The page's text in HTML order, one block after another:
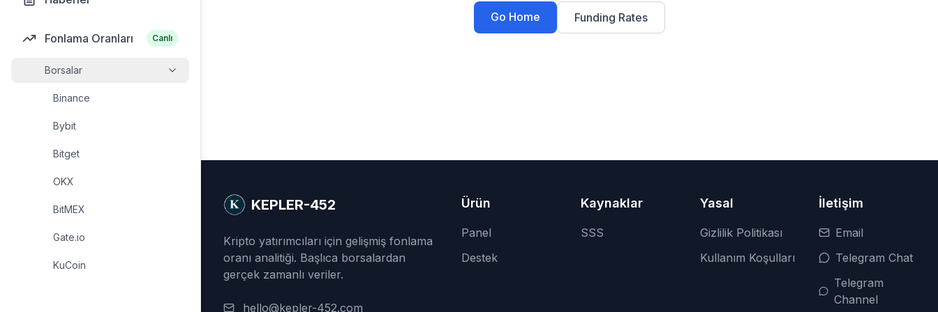
Fonlama Oranları Canlı
Borsalar
Binance
Bybit
Bitget
OKX
BitMEX
Gate.io
KuCoin
Go Home Funding Rates
KEPLER-452
Kripto yatırımcıları için gelişmiş fonlama
oranı analitiği. Başlıca borsalardan
gerçek zamanlı veriler.
hello@kepler-452.com
Ürün
Panel
Destek
Kaynaklar
SSS
Yasal
Gizlilik Politikası
Kullanım Koşulları
İletişim
Email
Telegram Chat
Telegram
Channel